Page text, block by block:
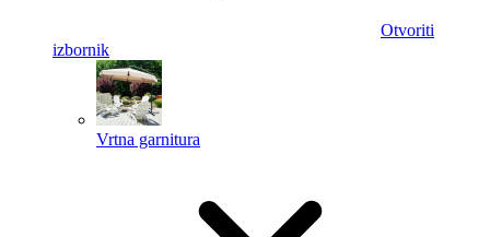
Otvoriti
izbornik
Vrtna garnitura